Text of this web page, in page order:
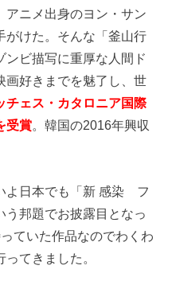
アニメ出身のヨン・サン
がけた。そんな「釜山行
ンビ描写に重厚な人間ド
画好きまでを魅了し、世
チェス・カタロニア国際
受賞。韓国の2016年興収
よ日本でも「新 感染 フ
う邦題でお披露目となっ
ていた作品なのでわくわ
てきました。